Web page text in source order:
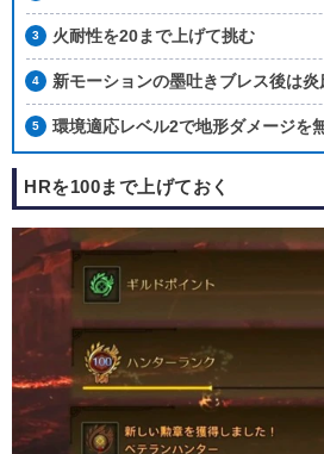
火耐性を20まで上げて挑む
新モーションの墨吐きブレス後は炎
環境適応レベル2で地形ダメージを
HRを100まで上げておく